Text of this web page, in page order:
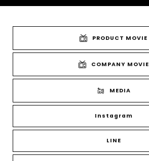
PRODUCT MOVIE
COMPANY MOVIE
MEDIA
Instagram
LINE